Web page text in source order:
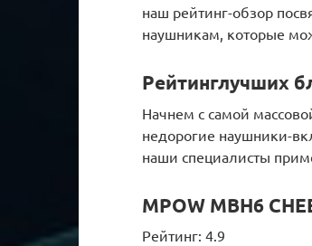
наш рейтинг-обзор
наушникам, которые
Рейтинглучших
Начнем с самой
недорогие наушники-
наши специалисты
MPOW MBH6
Рейтинг: 4.9